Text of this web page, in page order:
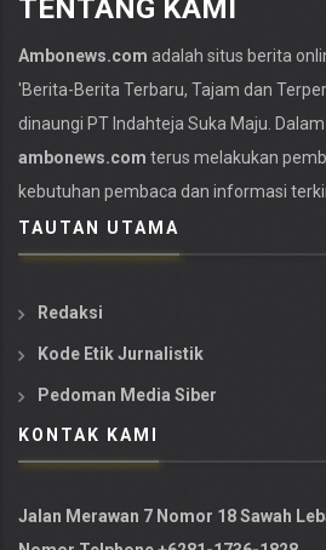
TENTANG KAMI
Ambonews.com adalah situs berita
'Berita-Berita Terbaru, Tajam dan
dinaungi PT Indahteja Suka Maju.
ambonews.com terus melakukan
kebutuhan pembaca dan informasi
TAUTAN UTAMA
Redaksi
Kode Etik Jurnalistik
Pedoman Media Siber
KONTAK KAMI
Jalan Merawan 7 Nomor 18 Sawah